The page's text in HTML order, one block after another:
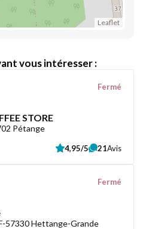
Leaflet
vous intéresser :
STORE
Pétange
Fermé
4,95/5 21Avis
57330 Hettange-Grande
Fermé